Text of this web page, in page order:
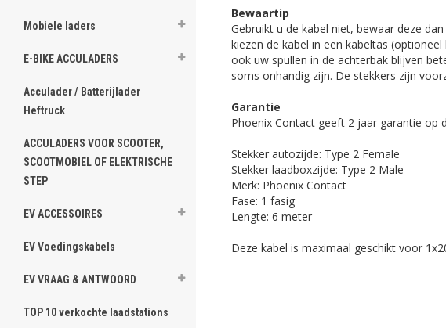
Mobiele laders
E-BIKE ACCULADERS
Acculader / Batterijlader
Heftruck
ACCULADERS VOOR SCOOTER,
SCOOTMOBIEL OF ELEKTRISCHE
STEP
EV ACCESSOIRES
EV Voedingskabels
EV VRAAG & ANTWOORD
TOP 10 verkochte laadstations
Bewaartip
Gebruikt u de kabel niet, bewaar deze
kiezen de kabel in een kabeltas
ook uw spullen in de achterbak blijven
soms onhandig zijn. De stekkers zijn
Garantie
Phoenix Contact geeft 2 jaar garantie op
Stekker autozijde: Type 2 Female
Stekker laadboxzijde: Type 2 Male
Merk: Phoenix Contact
Fase: 1 fasig
Lengte: 6 meter
Deze kabel is maximaal geschikt voor